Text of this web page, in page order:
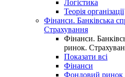
Логістика
Теорія організації
Фінанси. Банківська
Страхування
Фінанси.
ринок.
Показати всі
Фінанси
Фондовий ринок